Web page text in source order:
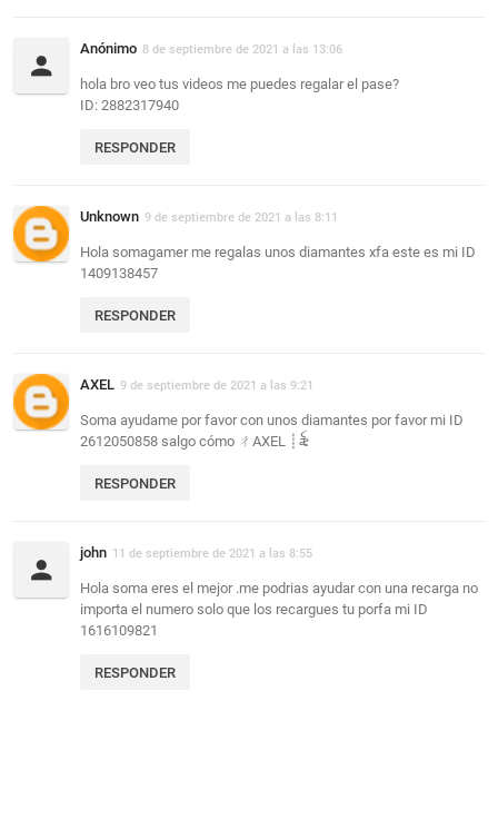
Anónimo 8 de septiembre de 2021 a las 13:06
hola bro veo tus videos me puedes regalar el pase?
ID: 2882317940
RESPONDER
Unknown 9 de septiembre de 2021 a las 8:11
Hola somagamer me regalas unos diamantes xfa este es mi ID
1409138457
RESPONDER
AXEL 9 de septiembre de 2021 a las 9:21
Soma ayudame por favor con unos diamantes por favor mi ID
2612050858 salgo cómo ㄔㅤAXEL ┊ㅤ꫟
RESPONDER
john 11 de septiembre de 2021 a las 8:55
Hola soma eres el mejor .me podrias ayudar con una recarga no
importa el numero solo que los recargues tu porfa mi ID
1616109821
RESPONDER